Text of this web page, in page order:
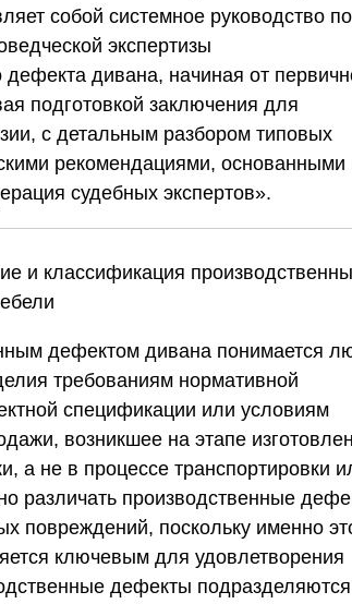
собой системное руководство по
экспертизы
дефекта дивана, начиная от
подготовкой заключения для
с детальным разбором типовых
рекомендациями, основанными
судебных экспертов».
и классификация
дефектом дивана понимается
требованиям нормативной
спецификации или условиям
возникшее на этапе
а не в процессе транспортировки
различать производственные
повреждений, поскольку именно
ключевым для удовлетворения
дефекты